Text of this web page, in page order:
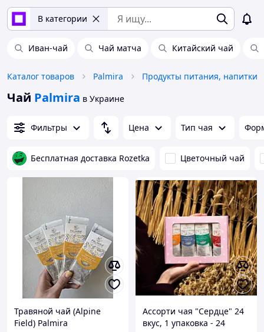
В категории
Иван-чай Чай матча Китайский чай
Каталог товаров Palmira Продукты питания, напитки
Чай Palmira в Украине
Фильтры Цена Тип чая
Бесплатная доставка Rozetka Цветочный чай
Травяной чай (Alpine
Field) Palmira
Ассорти чая "Сердце" 24
вкус, 1 упаковка - 24